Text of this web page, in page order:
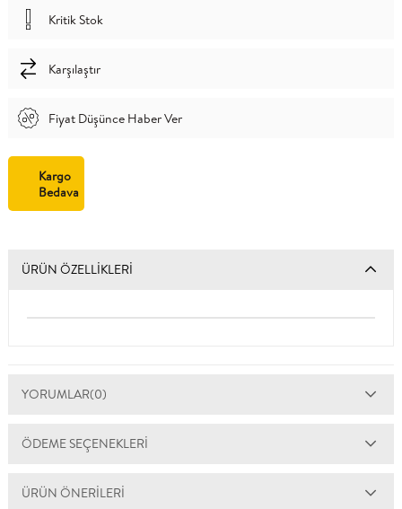
Kritik Stok
Karşılaştır
Fiyat Düşünce Haber Ver
Kargo
Bedava
ÜRÜN ÖZELLIKLERI
YORUMLAR(0)
ÖDEME SEÇENEKLERI
ÜRÜN ÖNERILERI